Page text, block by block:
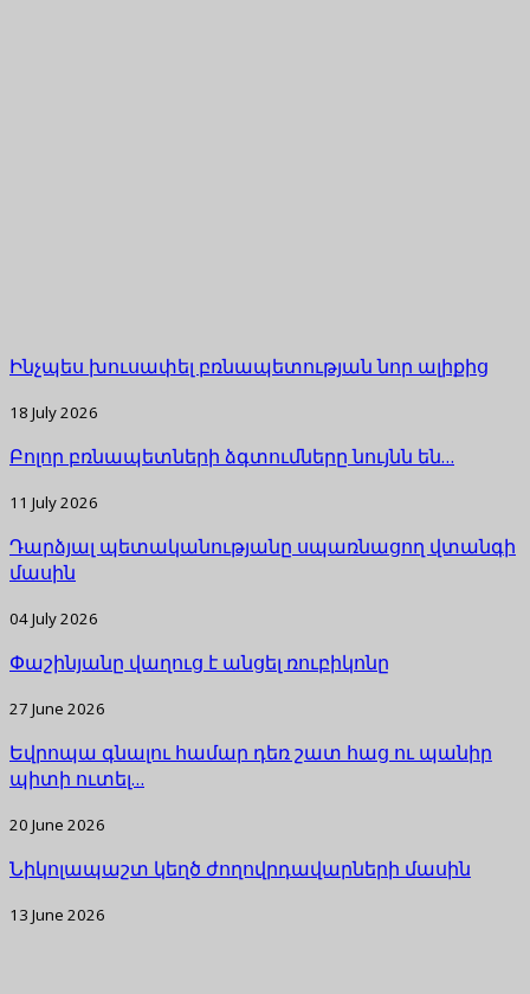
Ինչպես խուսափել բռնապետության նոր ալիքից
18 July 2026
Բոլոր բռնապետների ձգտումները նույնն են…
11 July 2026
Դարձյալ պետականությանը սպառնացող վտանգի
մասին
04 July 2026
Փաշինյանը վաղուց է անցել ռուբիկոնը
27 June 2026
Եվրոպա գնալու համար դեռ շատ հաց ու պանիր
պիտի ուտել…
20 June 2026
Նիկոլապաշտ կեղծ ժողովրդավարների մասին
13 June 2026